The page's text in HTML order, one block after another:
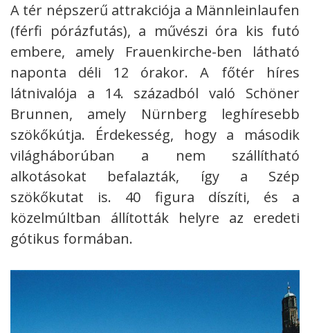
A tér népszerű attrakciója a Männleinlaufen
(férfi pórázfutás), a művészi óra kis futó
embere, amely Frauenkirche-ben látható
naponta déli 12 órakor. A főtér híres
látnivalója a 14. századból való Schöner
Brunnen, amely Nürnberg leghíresebb
szökőkútja. Érdekesség, hogy a második
világháborúban a nem szállítható
alkotásokat befalazták, így a Szép
szökőkutat is. 40 figura díszíti, és a
közelmúltban állították helyre az eredeti
gótikus formában.